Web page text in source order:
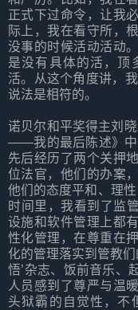
正式下过命令，让我
际上，我在看守所，
没事的时候活动活动
是没有具体的活，顶
活。从这个角度讲，
说法是相符的。
诺贝尔和平奖得主刘
——我的最后陈述》中
先后经历了两个关押
位法官，他们的办案
他们的态度平和、理
时间里，我看到了监
设施和软件管理上都
性化管理，在尊重在
化的管理落实到管教们
悟’杂志、饭前音乐、
人员感到了尊严与温
头狱霸的自觉性，不